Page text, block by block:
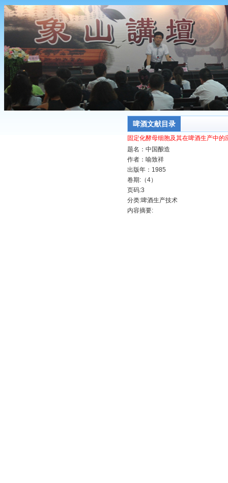
啤酒文献目录
固定化酵母细胞及其在啤酒生产中的
题名：中国酿造
作者：喻致祥
出版年：1985
卷期:（4）
页码:3
分类:啤酒生产技术
内容摘要: